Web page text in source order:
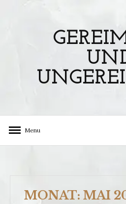
Menu
MONAT: MAI